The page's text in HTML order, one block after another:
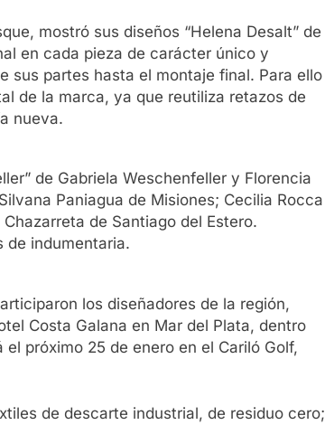
mostró sus diseños “Helena Desalt” de
en cada pieza de carácter único y
sus partes hasta el montaje final. Para ello
de la marca, ya que reutiliza retazos de
nueva.
de Gabriela Weschenfeller y Florencia
Paniagua de Misiones; Cecilia Rocca
de Santiago del Estero.
de indumentaria.
los diseñadores de la región,
Costa Galana en Mar del Plata, dentro
próximo 25 de enero en el Cariló Golf,
de descarte industrial, de residuo cero;